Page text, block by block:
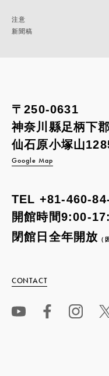
注意
新聞稿
〒250-0631
神奈川縣足柄下
仙石原小塚山
Google Map
TEL +81-460-
開館時間9:00-
閉館日全年開放 （
CONTACT